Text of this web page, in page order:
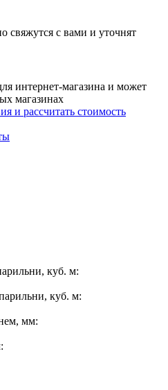
свяжутся с вами и уточнят
интернет-магазина и может
магазинах
и рассчитать стоимость
куб. м:
куб. м:
мм: